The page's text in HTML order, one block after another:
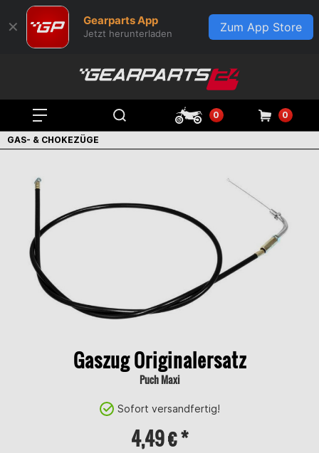
✕ Gearparts App
Jetzt herunterladen Zum App Store
0 0
GAS- & CHOKEZÜGE
Gaszug Originalersatz
Puch Maxi
Sofort versandfertig!
4,49 € *